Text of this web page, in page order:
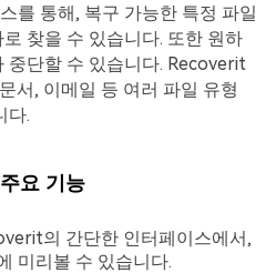
를 통해, 복구 가능한 특정 파일
찾을 수 있습니다. 또한 원하
중단할 수 있습니다. Recoverit
서, 이메일 등 여러 파일 유형
다.
요 기능
의 간단한 인터페이스에서,
미리볼 수 있습니다.